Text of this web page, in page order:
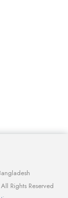
Rights Reserved